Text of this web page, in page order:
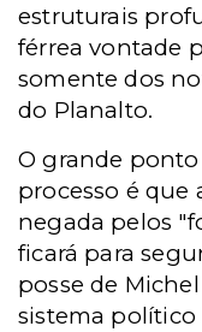
estruturais
férrea vontade
somente dos
do Planalto.
O grande
processo é que
negada pelos
ficará para
posse de
sistema político